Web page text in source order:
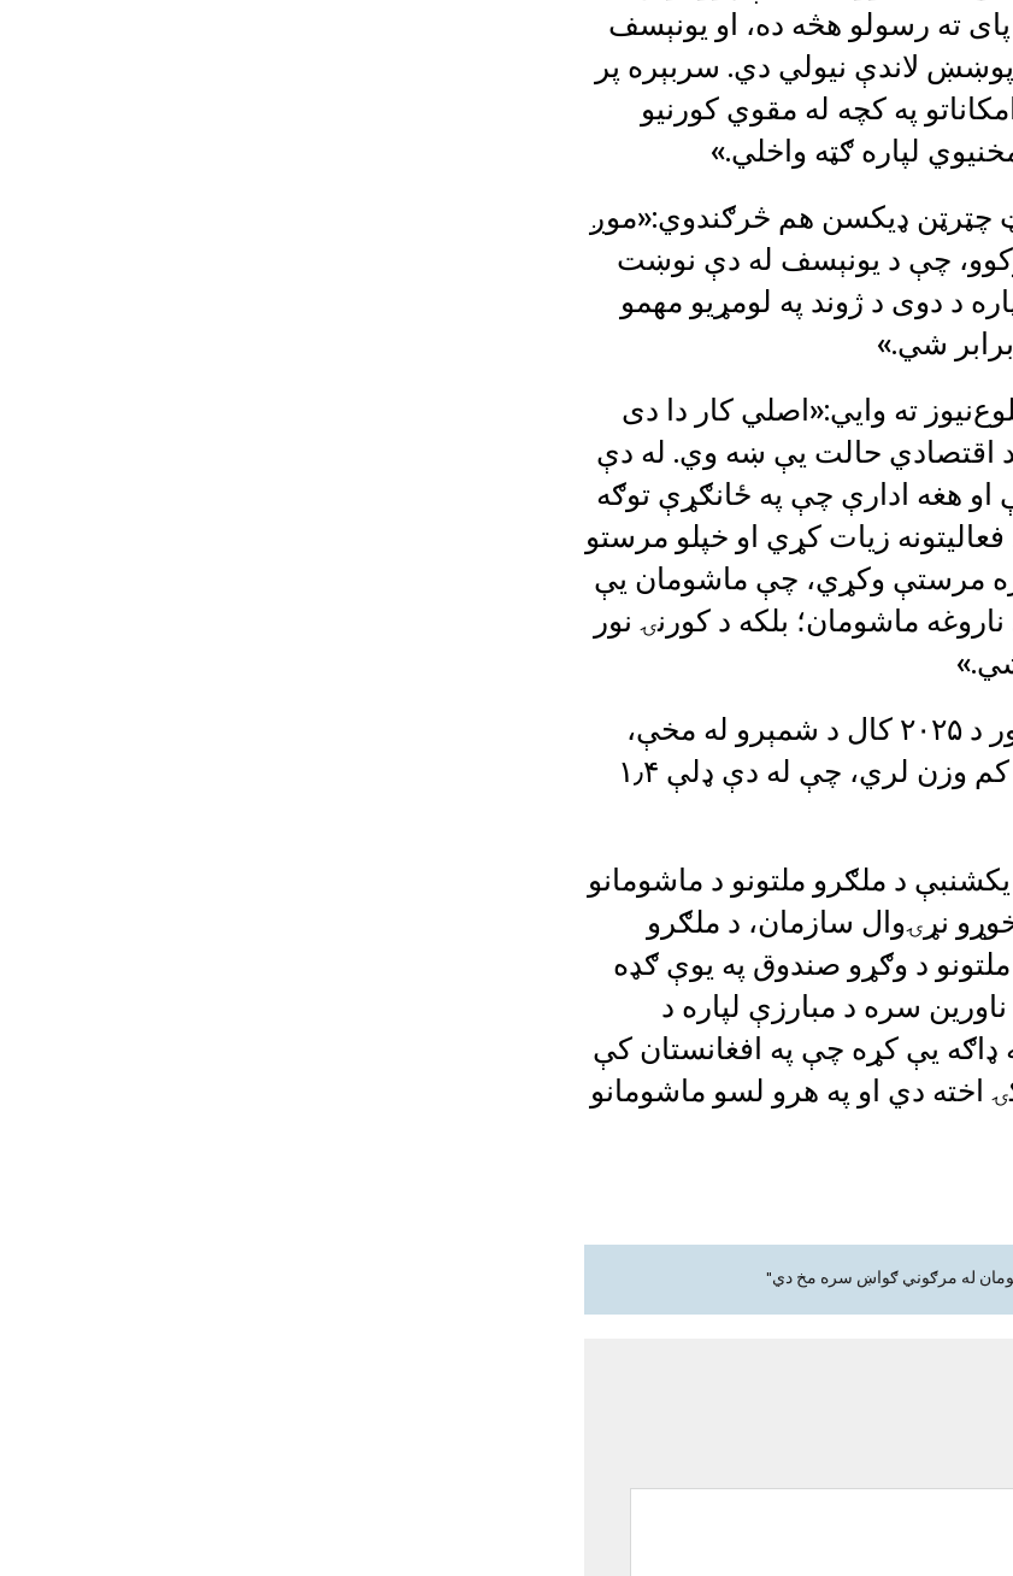
ته رسولو هڅه ده، او یونېسف
۳۴ ولایتونو کې تر پوښښ لاندې نیولي دي. سربېره پر
په کچه له مقوي کورنیو
لپاره ګټه واخلي.»
چټرټن ډيکسن هم څرګندوي:«موږ
ورکوو، چې د یونېسف له دې نوښت
د دوی د ژوند په لومړیو مهمو
شي.»
ته وايي:«اصلي کار دا دی
اقتصادي حالت یې ښه وي. له دې
هغه ادارې چې په ځانګړې توګه
زیات کړي او خپلو مرستو
مرستې وکړي، چې ماشومان یې
ماشومان؛ بلکه د کورنۍ نور
د یونېسف ماشومانو د تغذیې د بې‌وزلۍ راپور د ۲۰۲۵ کال د شمېرو له مخې،
۳٫۵ مېلیونه کوچني ماشومان په شدید ډول کم وزن لري، چې له دې ډلې ۱٫۴
د ملګرو ملتونو د ماشومانو
نړۍوال سازمان، د ملګرو
د وګړو صندوق په یوې ګډه
سره د مبارزې لپاره د
ډاګه یې کړه چې په افغانستان کې
دي او په هرو لسو ماشومانو